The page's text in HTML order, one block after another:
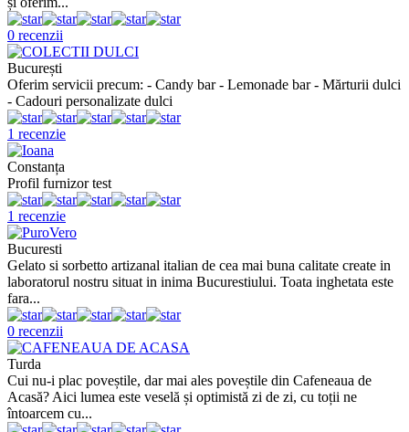
0 recenzii
București
Oferim servicii precum: - Candy bar - Lemonade bar - Mărturii dulci
- Cadouri personalizate dulci
1 recenzie
Constanța
Profil furnizor test
1 recenzie
Bucuresti
Gelato si sorbetto artizanal italian de cea mai buna calitate create in
laboratorul nostru situat in inima Bucurestiului. Toata inghetata este
fara...
0 recenzii
Turda
Cui nu-i plac poveștile, dar mai ales poveștile din Cafeneaua de
Acasă? Aici lumea este veselă și optimistă zi de zi, cu toții ne
întoarcem cu...